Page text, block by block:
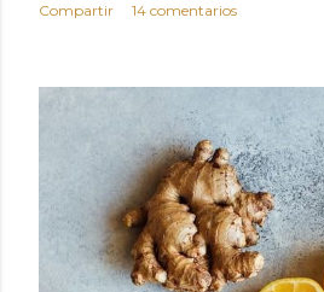
Compartir 14 comentarios